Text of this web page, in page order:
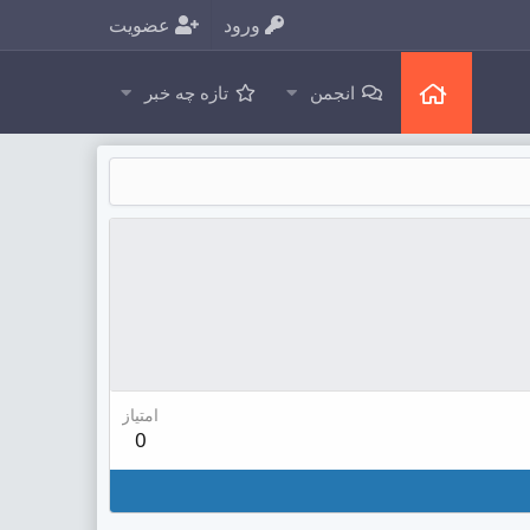
ورود عضویت
انجمن تازه چه خبر
امتیاز
0